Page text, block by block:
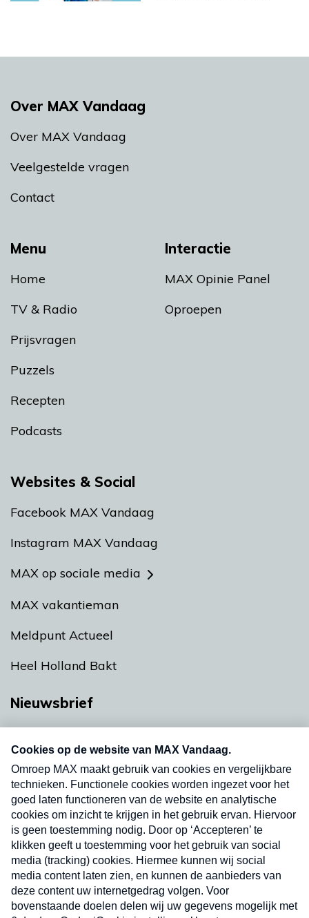
Menu
Home
TV & Radio
Prijsvragen
Puzzels
Recepten
Podcasts
Interactie
MAX Opinie Panel
Oproepen
Over MAX Vandaag
Over MAX Vandaag
Veelgestelde vragen
Contact
Websites & Social
Facebook MAX Vandaag
Instagram MAX Vandaag
MAX op sociale media
MAX vakantieman
Meldpunt Actueel
Heel Holland Bakt
Nieuwsbrief
nieuwsbrief. Elke vrijdag- en dinsdagochtend in
uw mailbox.
Verzend